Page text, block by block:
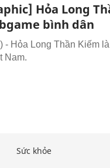
Hỏa Long
bình dân
- Hỏa Long Thần Kiếm
Nam.
Sức khỏe